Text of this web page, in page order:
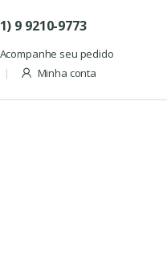
9 9210-9773
Acompanhe seu pedido
Minha conta